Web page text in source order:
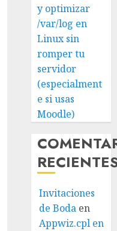
y optimizar
/var/log en
Linux sin
romper tu
servidor
(especialment
e si usas
Moodle)
Invitaciones
de Boda en
Appwiz.cpl en